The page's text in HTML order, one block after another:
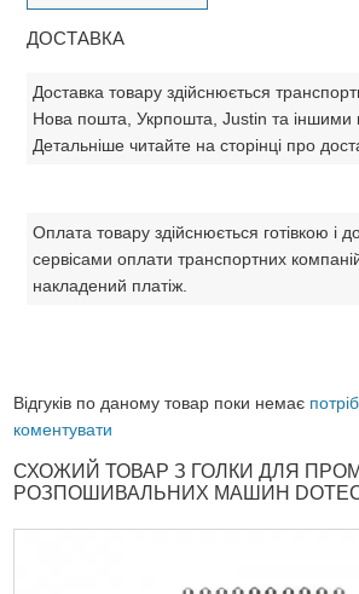
ДОСТАВКА
Доставка товару здійснюється
Нова пошта, Укрпошта, Justin та іншими
Детальніше читайте на сторінці про
Оплата товару здійснюється готівкою і
сервісами оплати транспортних
накладений платіж.
Відгуків по даному товар поки немає
коментувати
СХОЖИЙ ТОВАР З ГОЛКИ ДЛЯ
РОЗПОШИВАЛЬНИХ МАШИН DOTEC